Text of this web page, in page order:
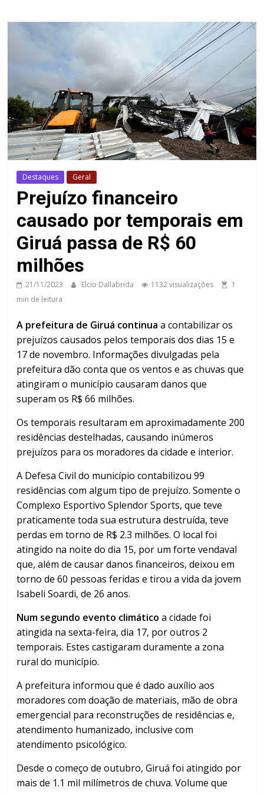
Destaques Geral
Prejuízo financeiro
causado por temporais em
Giruá passa de R$ 60
milhões
21/11/2023 Elcio Dallabrida 1132 visualizações
1
min de leitura
A prefeitura de Giruá continua a contabilizar os
prejuízos causados pelos temporais dos dias 15 e
17 de novembro. Informações divulgadas pela
prefeitura dão conta que os ventos e as chuvas que
atingiram o município causaram danos que
superam os R$ 66 milhões.
Os temporais resultaram em aproximadamente 200
residências destelhadas, causando inúmeros
prejuízos para os moradores da cidade e interior.
A Defesa Civil do município contabilizou 99
residências com algum tipo de prejuízo. Somente o
Complexo Esportivo Splendor Sports, que teve
praticamente toda sua estrutura destruída, teve
perdas em torno de R$ 2.3 milhões. O local foi
atingido na noite do dia 15, por um forte vendaval
que, além de causar danos financeiros, deixou em
torno de 60 pessoas feridas e tirou a vida da jovem
Isabeli Soardi, de 26 anos.
Num segundo evento climático a cidade foi
atingida na sexta-feira, dia 17, por outros 2
temporais. Estes castigaram duramente a zona
rural do município.
A prefeitura informou que é dado auxílio aos
moradores com doação de materiais, mão de obra
emergencial para reconstruções de residências e,
atendimento humanizado, inclusive com
atendimento psicológico.
Desde o começo de outubro, Giruá foi atingido por
mais de 1.1 mil milímetros de chuva. Volume que